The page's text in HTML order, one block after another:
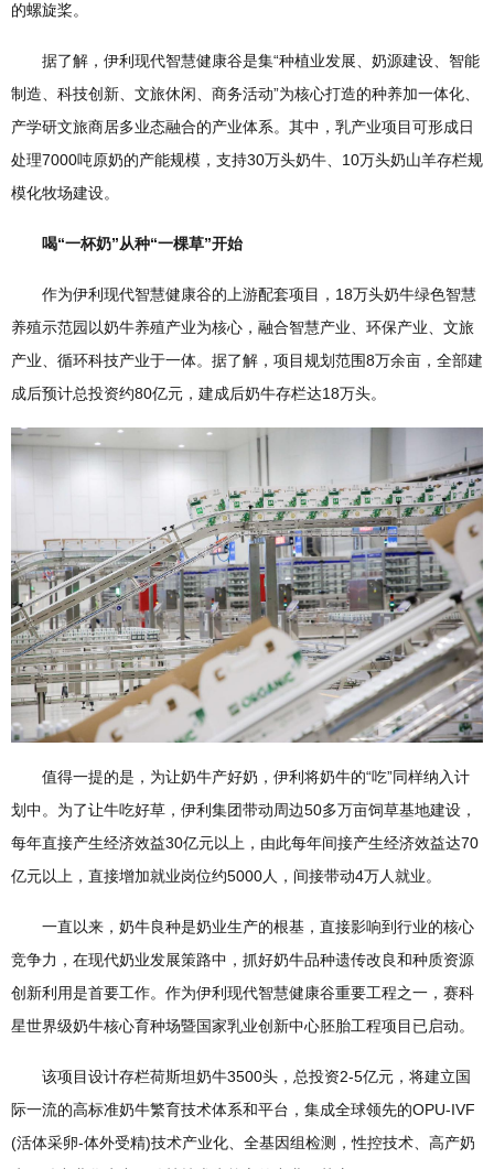
的螺旋桨。
据了解，伊利现代智慧健康谷是集“种植业发展、奶源建设、智能
制造、科技创新、文旅休闲、商务活动”为核心打造的种养加一体化、
产学研文旅商居多业态融合的产业体系。其中，乳产业项目可形成日
处理7000吨原奶的产能规模，支持30万头奶牛、10万头奶山羊存栏规
模化牧场建设。
喝“一杯奶”从种“一棵草”开始
作为伊利现代智慧健康谷的上游配套项目，18万头奶牛绿色智慧
养殖示范园以奶牛养殖产业为核心，融合智慧产业、环保产业、文旅
产业、循环科技产业于一体。据了解，项目规划范围8万余亩，全部建
成后预计总投资约80亿元，建成后奶牛存栏达18万头。
值得一提的是，为让奶牛产好奶，伊利将奶牛的“吃”同样纳入计
划中。为了让牛吃好草，伊利集团带动周边50多万亩饲草基地建设，
每年直接产生经济效益30亿元以上，由此每年间接产生经济效益达70
亿元以上，直接增加就业岗位约5000人，间接带动4万人就业。
一直以来，奶牛良种是奶业生产的根基，直接影响到行业的核心
竞争力，在现代奶业发展策路中，抓好奶牛品种遗传改良和种质资源
创新利用是首要工作。作为伊利现代智慧健康谷重要工程之一，赛科
星世界级奶牛核心育种场暨国家乳业创新中心胚胎工程项目已启动。
该项目设计存栏荷斯坦奶牛3500头，总投资2-5亿元，将建立国
际一流的高标准奶牛繁育技术体系和平台，集成全球领先的OPU-IVF
(活体采卵-体外受精)技术产业化、全基因组检测，性控技术、高产奶